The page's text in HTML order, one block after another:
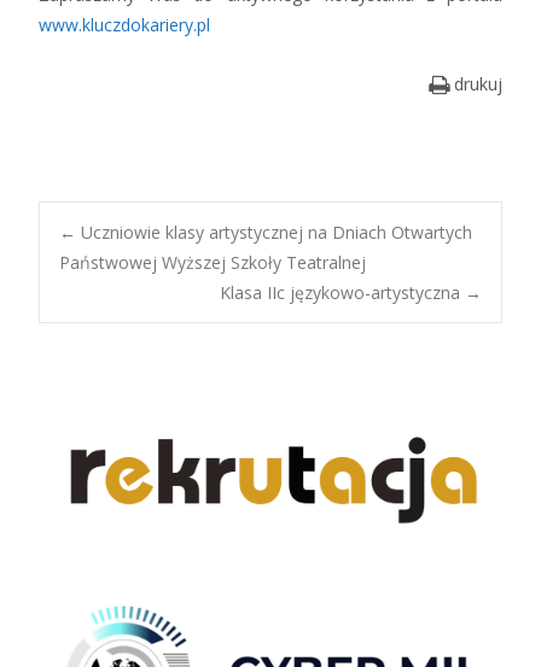
www.kluczdokariery.pl
drukuj
Post
navigation
← Uczniowie klasy artystycznej na Dniach Otwartych
Państwowej Wyższej Szkoły Teatralnej
Klasa IIc językowo-artystyczna →